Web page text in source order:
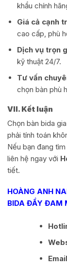
khẩu chính
Giá cả cạnh
cao cấp, phù
Dịch vụ trọn
kỹ thuật 24/7.
Tư vấn
chọn bàn phù
VII. Kết luận
Chọn bàn bida
phải tính toán
Nếu bạn đang
liên hệ ngay với
tiết.
HOÀNG ANH
BIDA ĐẦY ĐAM